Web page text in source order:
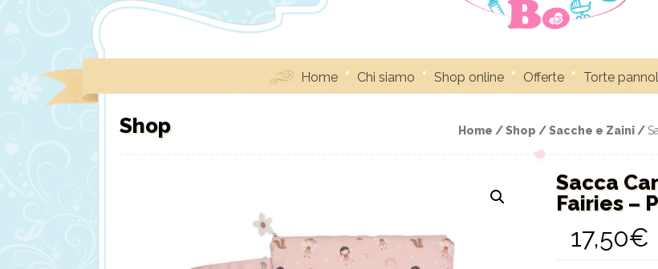
Home Chi siamo Shop online Offerte Torte
Home /Shop /Sacche e Zaini /
Shop
Sacca
Fairies –
17,50€